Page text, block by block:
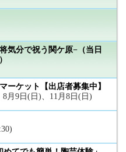
気分で祝う関ケ原−（当日
ケット【出店者募集中】
月9日(日)、11月8日(日)